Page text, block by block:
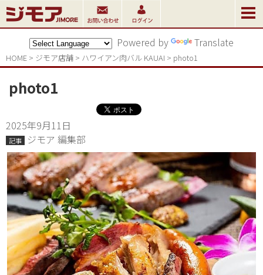
Powered by Translate
HOME > ジモア店舗 > ハワイアン肉バル KAUAI > photo1
photo1
2025年9月11日
記事 ジモア 編集部